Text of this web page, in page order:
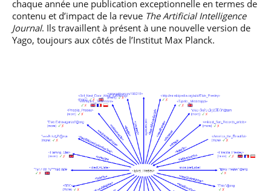
chaque année une publication exceptionnelle en termes de
contenu et d’impact de la revue The Artificial Intelligence
Journal. Ils travaillent à présent à une nouvelle version de
Yago, toujours aux côtés de l’Institut Max Planck.